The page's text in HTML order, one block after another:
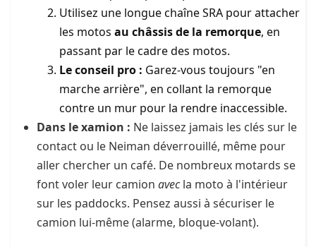
Utilisez une longue chaîne SRA pour attacher
les motos au châssis de la remorque, en
passant par le cadre des motos.
Le conseil pro : Garez-vous toujours "en
marche arrière", en collant la remorque
contre un mur pour la rendre inaccessible.
Dans le xamion : Ne laissez jamais les clés sur le
contact ou le Neiman déverrouillé, même pour
aller chercher un café. De nombreux motards se
font voler leur camion avecla moto à l'intérieur
sur les paddocks. Pensez aussi à sécuriser le
camion lui-même (alarme, bloque-volant).